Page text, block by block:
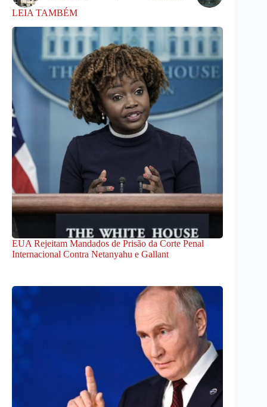
LEIA TAMBÉM
EUA Rejeitam Mandados de Prisão da Corte Penal
Internacional Contra Netanyahu e Gallant